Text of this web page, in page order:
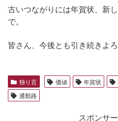
古いつながりには年賀状、新
で。
皆さん、今後とも引き続きよろ
独り言 価値 年賀状
通勤路
スポンサ